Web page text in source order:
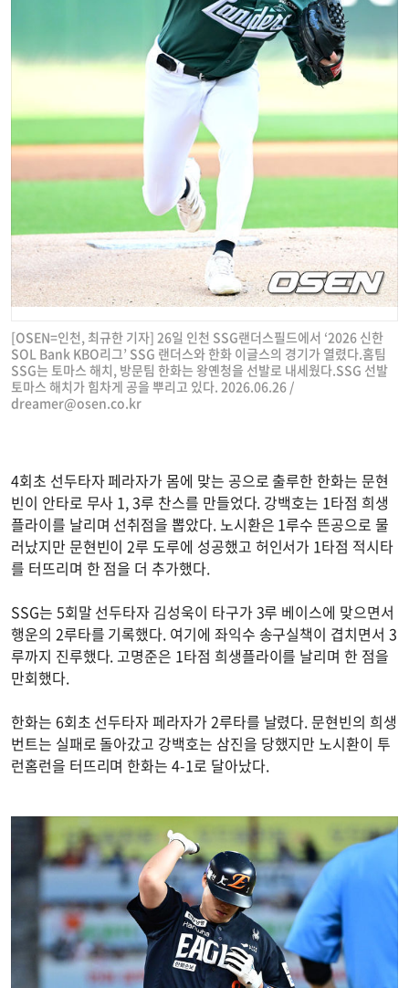
[OSEN=인천, 최규한 기자] 26일 인천 SSG랜더스필드에서 ‘2026 신한
SOL Bank KBO리그’ SSG 랜더스와 한화 이글스의 경기가 열렸다.홈팀
SSG는 토마스 해치, 방문팀 한화는 왕옌청을 선발로 내세웠다.SSG 선발
토마스 해치가 힘차게 공을 뿌리고 있다. 2026.06.26 /
dreamer@osen.co.kr
4회초 선두타자 페라자가 몸에 맞는 공으로 출루한 한화는 문현
빈이 안타로 무사 1, 3루 찬스를 만들었다. 강백호는 1타점 희생
플라이를 날리며 선취점을 뽑았다. 노시환은 1루수 뜬공으로 물
러났지만 문현빈이 2루 도루에 성공했고 허인서가 1타점 적시타
를 터뜨리며 한 점을 더 추가했다.
SSG는 5회말 선두타자 김성욱이 타구가 3루 베이스에 맞으면서
행운의 2루타를 기록했다. 여기에 좌익수 송구실책이 겹치면서 3
루까지 진루했다. 고명준은 1타점 희생플라이를 날리며 한 점을
만회했다.
한화는 6회초 선두타자 페라자가 2루타를 날렸다. 문현빈의 희생
번트는 실패로 돌아갔고 강백호는 삼진을 당했지만 노시환이 투
런홈런을 터뜨리며 한화는 4-1로 달아났다.